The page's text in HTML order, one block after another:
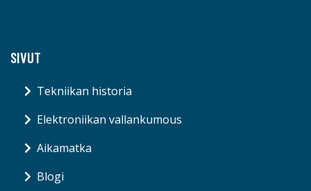
SIVUT
Tekniikan historia
Elektroniikan vallankumous
Aikamatka
Blogi